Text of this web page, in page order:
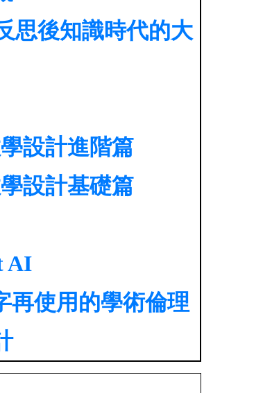
思後知識時代的大
設計進階篇
設計基礎篇
AI
再使用的學術倫理